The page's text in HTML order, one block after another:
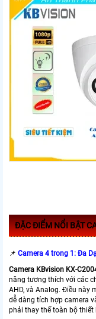
ĐẶC ĐIỂM NỔI BẬT
📌 Camera 4 trong 1: Đa
Camera KBvision KX-
năng tương thích với các
AHD, và Analog. Điều này
dễ dàng tích hợp camera
phải thay thế toàn bộ thiết